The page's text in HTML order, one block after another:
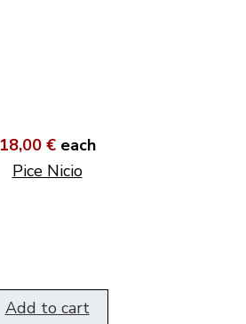
18,00 € each
Pice Nicio
Add to cart